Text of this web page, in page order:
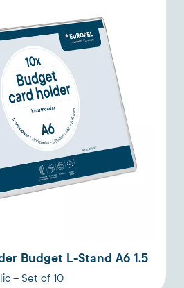
Budget L-Stand A6 1.5
– Set of 10